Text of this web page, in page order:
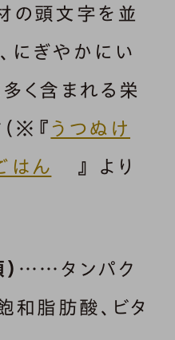
の頭文字を並
にぎやかにい
多く含まれる栄
※『 うつぬけ
はん
』 より
……タンパク
和脂肪酸、ビタ